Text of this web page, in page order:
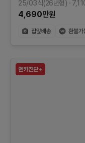
25/03식(26년형)
4,690만원